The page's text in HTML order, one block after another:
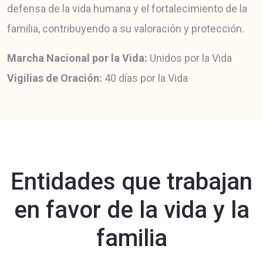
defensa de la vida humana y el fortalecimiento de la
familia, contribuyendo a su valoración y protección.
Marcha Nacional por la Vida: Unidos por la Vida
Vigilias de Oración: 40 días por la Vida
Entidades que trabajan
en favor de la vida y la
familia